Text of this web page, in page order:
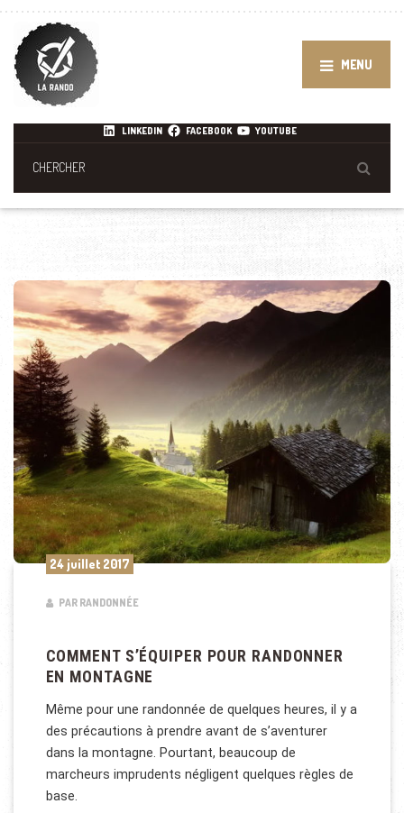
MENU
LINKEDIN FACEBOOK YOUTUBE
24 juillet 2017
PAR RANDONNÉE
COMMENT S’ÉQUIPER POUR RANDONNER
EN MONTAGNE
Même pour une randonnée de quelques heures, il y a
des précautions à prendre avant de s’aventurer
dans la montagne. Pourtant, beaucoup de
marcheurs imprudents négligent quelques règles de
base.